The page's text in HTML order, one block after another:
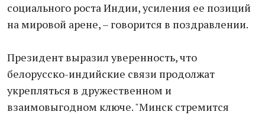
социального роста Индии, усиления ее позиций
на мировой арене, – говорится в поздравлении.
Президент выразил уверенность, что
белорусско-индийские связи продолжат
укрепляться в дружественном и
взаимовыгодном ключе. "Минск стремится